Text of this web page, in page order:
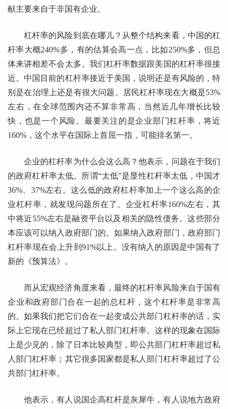
献主要来自于非国有企业。
杠杆率的风险到底在哪儿？从整个结构来看，中国的杠
杆率大概240%多，有的估算会高一点，比如250%多，但总
体来讲相差不会太多。我们杠杆率数据跟美国的杠杆率很接
近。中国目前的杠杆率接近于美国，说明还是有风险的，特
别是在治理上还是有很大问题。居民杠杆率现在大概是53%
左右，在全球范围内还不算非常高，当然近几年增长比较
快，也是一个风险。最要关注的是企业部门杠杆率，将近
160%，这个水平在国际上首屈一指，可能排名第一。
企业的杠杆率为什么会这么高？他表示，问题在于我们
的政府杠杆率太低。所谓“太低”是显性杠杆率太低，中国才
36%、37%左右。这么低的政府杠杆率加上一个这么高的企
业杠杆率，就发现问题所在了。企业杠杆率160%左右，其
中将近55%左右是融资平台以及相关的隐性债务。这些部分
本应该可以纳入政府部门的。如果纳入政府部门，政府部门
杠杆率现在会上升到91%以上。没有纳入的原因是中国有了
新的《预算法》。
而从宏观经济角度来看，最终的杠杆率风险来自于国有
企业和政府部门合在一起的总杠杆，这个杠杆率是非常高
的。如果我们把它们合在一起变成公共部门杠杆率的话，实
际上它现在已经超过了私人部门杠杆率。这样的现象在国际
上是少见的，除了日本比较典型，即公共部门杠杆率超过私
人部门杠杆率；其它很多国家都是私人部门杠杆率超过了公
共部门杠杆率。
他表示，有人说国企高杠杆是灰犀牛，有人说地方政府